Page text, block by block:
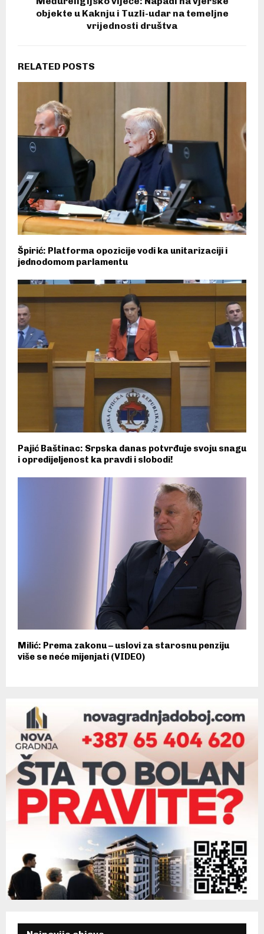
objekte u Kaknju i Tuzli-udar na temeljne
vrijednosti društva
RELATED POSTS
Špirić: Platforma opozicije vodi ka unitarizaciji i
jednodomom parlamentu
Pajić Baštinac: Srpska danas potvrđuje svoju snagu
i opredijeljenost ka pravdi i slobodi!
Milić: Prema zakonu – uslovi za starosnu penziju
više se neće mijenjati (VIDEO)